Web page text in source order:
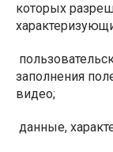
которых
заполнения
видео;
данные,